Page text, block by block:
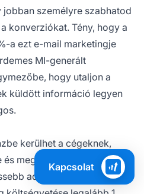
személyre szabhatod
konverziókat. Tény, hogy a
a ezt e-mail marketingje
MI-generált
hogy utaljon a
küldött információ legyen
kerülhet a cégeknek,
megelőzése
adatok szerint azok a
Kapcsolat